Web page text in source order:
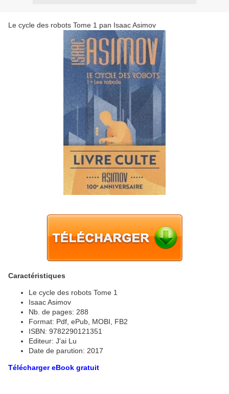
Le cycle des robots Tome 1 pan Isaac Asimov
Caractéristiques
Le cycle des robots Tome 1
Isaac Asimov
Nb. de pages: 288
Format: Pdf, ePub, MOBI, FB2
ISBN: 9782290121351
Editeur: J'ai Lu
Date de parution: 2017
Télécharger eBook gratuit